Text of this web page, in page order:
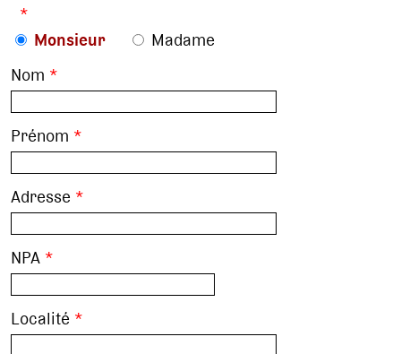
*
Monsieur
Madame
Nom *
Prénom *
Adresse *
NPA *
Localité *